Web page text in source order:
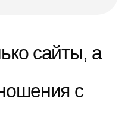
сайты, а
с